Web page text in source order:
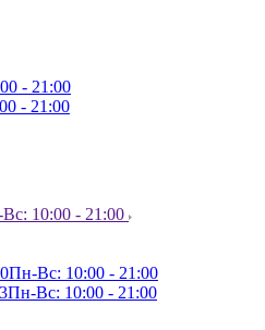
- 21:00
- 21:00
10:00 - 21:00
Пн-Вс: 10:00 - 21:00
Пн-Вс: 10:00 - 21:00